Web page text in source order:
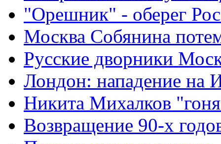
"Орешник" - оберег
Москва Собянина
Русские дворники
Лондон: нападение на
Никита Михалков
Возвращение 90-х